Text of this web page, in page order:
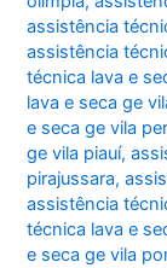
assistência
assistência
técnica lava e
lava e seca ge
e seca ge vila
ge vila piauí,
pirajussara,
assistência
técnica lava e
e seca ge vila